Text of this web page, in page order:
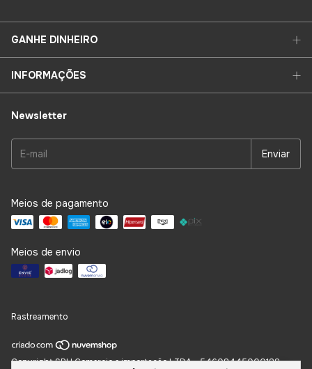
GANHE DINHEIRO
INFORMAÇÕES
Newsletter
Meios de pagamento
Meios de envio
Rastreamento
Copyright SPH Comercio e importação LTDA - 54608445000188 -